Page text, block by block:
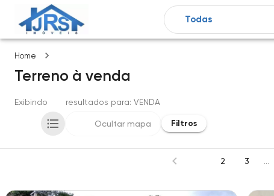
Home
Terreno à venda
Exibindo resultados para: VENDA
Ocultar mapa Filtros
2 3 ...